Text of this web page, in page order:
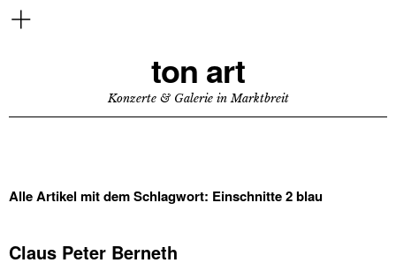
ton art
Konzerte & Galerie in Marktbreit
Alle Artikel mit dem Schlagwort: Einschnitte 2 blau
Claus Peter Berneth